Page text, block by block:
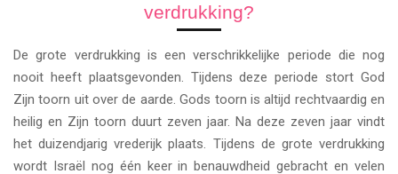
verdrukking?
De grote verdrukking is een verschrikkelijke periode die nog
nooit heeft plaatsgevonden. Tijdens deze periode stort God
Zijn toorn uit over de aarde. Gods toorn is altijd rechtvaardig en
heilig en Zijn toorn duurt zeven jaar. Na deze zeven jaar vindt
het duizendjarig vrederijk plaats. Tijdens de grote verdrukking
wordt Israël nog één keer in benauwdheid gebracht en velen